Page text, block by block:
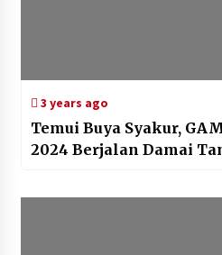
3 years ago
Temui Buya Syakur,
2024 Berjalan Damai